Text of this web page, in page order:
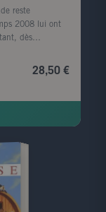
reste
2008 lui ont
dès
riches faisaient
scandale de la
soient
voitures (
pour l'industrie
des
les bradant sur
celle
28,50 €